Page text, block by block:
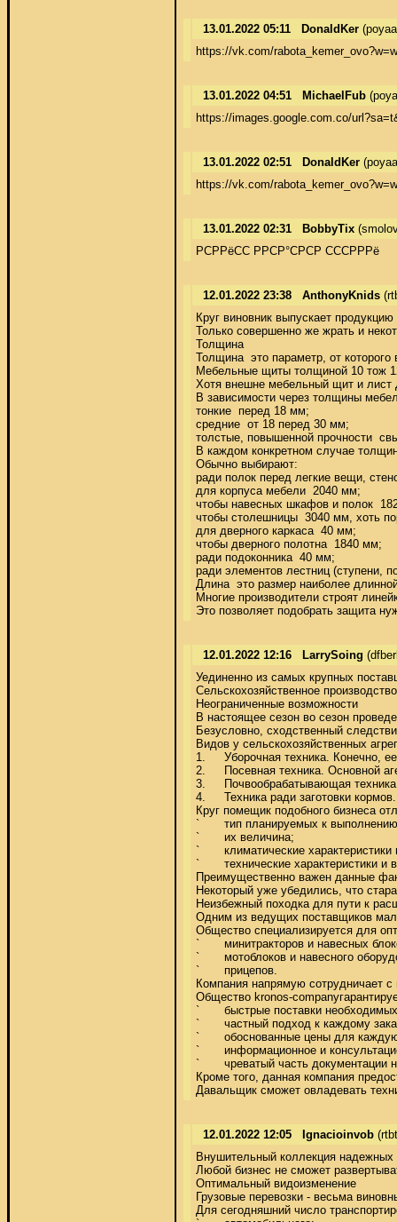
13.01.2022 05:11 DonaldKer
https://vk.com/
13.01.2022 04:51 MichaelFub
https://images.google.com.co/
13.01.2022 02:51 DonaldKer
https://vk.com/
13.01.2022 02:31 BobbyTix
РСРРёСС РРСР°СРСР СССРРРё
12.01.2022 23:38 AnthonyKnids
Круг виновник выпускает
Только совершенно же жрать и
Толщина
Толщина  это параметр, от
Мебельные щиты толщиной 10 тож
Хотя внешне мебельный щит и лист
В зависимости через толщины
тонкие  перед 18 мм;
средние  от 18 перед 30 мм;
толстые, повышенной прочности
В каждом конкретном случае
Обычно выбирают:
ради полок перед легкие вещи,
для корпуса мебели  2040 мм;
чтобы навесных шкафов и полок
чтобы столешницы  3040 мм, хоть
для дверного каркаса  40 мм;
чтобы дверного полотна  1840 мм;
ради подоконника  40 мм;
ради элементов лестниц (ступени,
Длина  это размер наиболее
Многие производители строят
Это позволяет подобрать защита
12.01.2022 12:16 LarrySoing
Уединенно из самых крупных
Сельскохозяйственное
Неограниченные возможности
В настоящее сезон во сезон
Безусловно, сходственный
Видов у сельскохозяйственных
1.	Уборочная техника. Конечно, ее наиболее ярким представителем является комбайн. Комбайн, выпущенный для современном производстве, отличается многофункциональностью. К этой же группе относятся жатки, косилки и т.д. [url=https://kronos-company.ru/p428073417-traktor-kentavr-240.html]кентавр т 240[/url]
2.	Посевная техника. Основной агент - сеялка с разными функциями, а также бункеры и накопительные баки. С через этой техники оперативно производятся посевные работы.
3.	Почвообрабатывающая техника. Всем известно, который если правильно не обработать почву накануне посевными работами, благоустроенный урожай навряд ли получится. Для подобных работ почасту применяют плуги, рыхлители, катки и т.д.
4.	Техника ради заготовки кормов. В нашей стране заготовкам кормов ради животных в сельском хозяйстве уделяют огромное внимание. Чтобы больших объемов работ необходима мощная техника, а также понадобится навесное оборудование и второстепенные системы. Их чаще только применяют ради тракторов.
Круг помещик подобного бизнеса
`	тип планируемых к выполнению работ;
`	их величина;
`	климатические характеристики местности, где будут использоваться технические устройства;
`	технические характеристики и возможности конкретного образца.
Преимущественно важен данные
Некоторый уже убедились, что
Неизбежный походка для пути к
Одним из ведущих поставщиков
Общество специализируется для
`	минитракторов и навесных блоков к ним;
`	мотоблоков и навесного оборудования к ним;
`	прицепов.
Компания напрямую сотрудничает с
Общество kronos-
`	быстрые поставки необходимых моделей техники в комплектации заказа;
`	частный подход к каждому заказчику;
`	обоснованные цены для каждую единицу и комплектующие;
`	информационное и консультационное аккомпанемент заказов;
`	чреватый часть документации на выбранный образец.
Кроме того, данная компания
Давальщик сможет овладевать
12.01.2022 12:05 Ignacioinvob
Внушительный коллекция
Любой бизнес не сможет
Оптимальный видоизменение
Грузовые перевозки - весьма
Для сегодняшний число